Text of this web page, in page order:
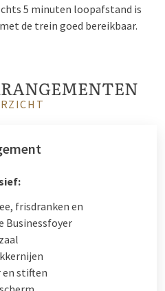
5 minuten loopafstand is
de trein goed bereikbaar.
frisdranken en
Businessfoyer
stiften